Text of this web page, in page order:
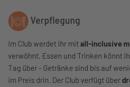
Verpflegung
Im Club werdet ihr mitall-inclusive
verwöhnt. Essen und Trinken könnt
Tag über - Getränke sind bis auf
im Preis drin. Der Club verfügt über